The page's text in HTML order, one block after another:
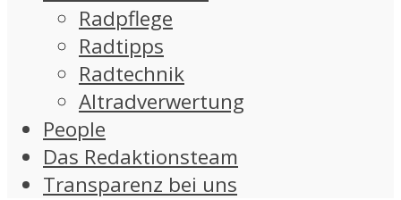
Radpflege
Radtipps
Radtechnik
Altradverwertung
People
Das Redaktionsteam
Transparenz bei uns